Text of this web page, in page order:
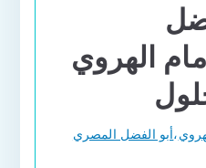
الهروي
،أبو الفضل المصري